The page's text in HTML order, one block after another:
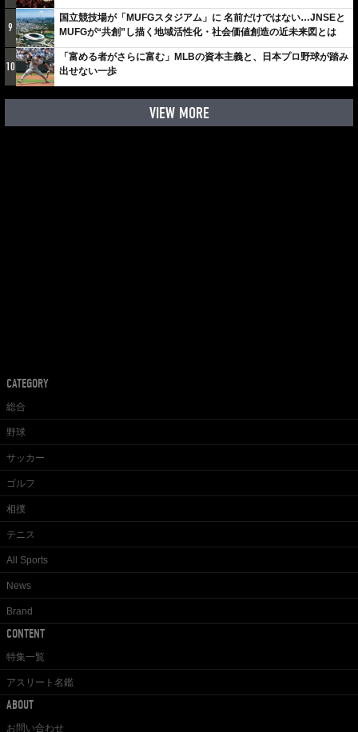
9
国立競技場が「MUFGスタジアム」に 名前だけではない…JNSEと
MUFGが“共創”し描く地域活性化・社会価値創造の近未来図とは
10
「富める者がさらに富む」MLBの資本主義と、日本プロ野球が踏み
出せない一歩
VIEW MORE
CATEGORY
総合
野球
サッカー
ゴルフ
相撲
テニス
All Sports
News
Brand
CONTENT
特集一覧
アスリート名鑑
ABOUT
お問い合わせ